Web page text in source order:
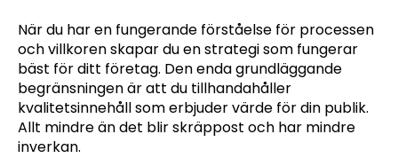
När du har en fungerande förståelse för processen
och villkoren skapar du en strategi som fungerar
bäst för ditt företag. Den enda grundläggande
begränsningen är att du tillhandahåller
kvalitetsinnehåll som erbjuder värde för din publik.
Allt mindre än det blir skräppost och har mindre
inverkan.